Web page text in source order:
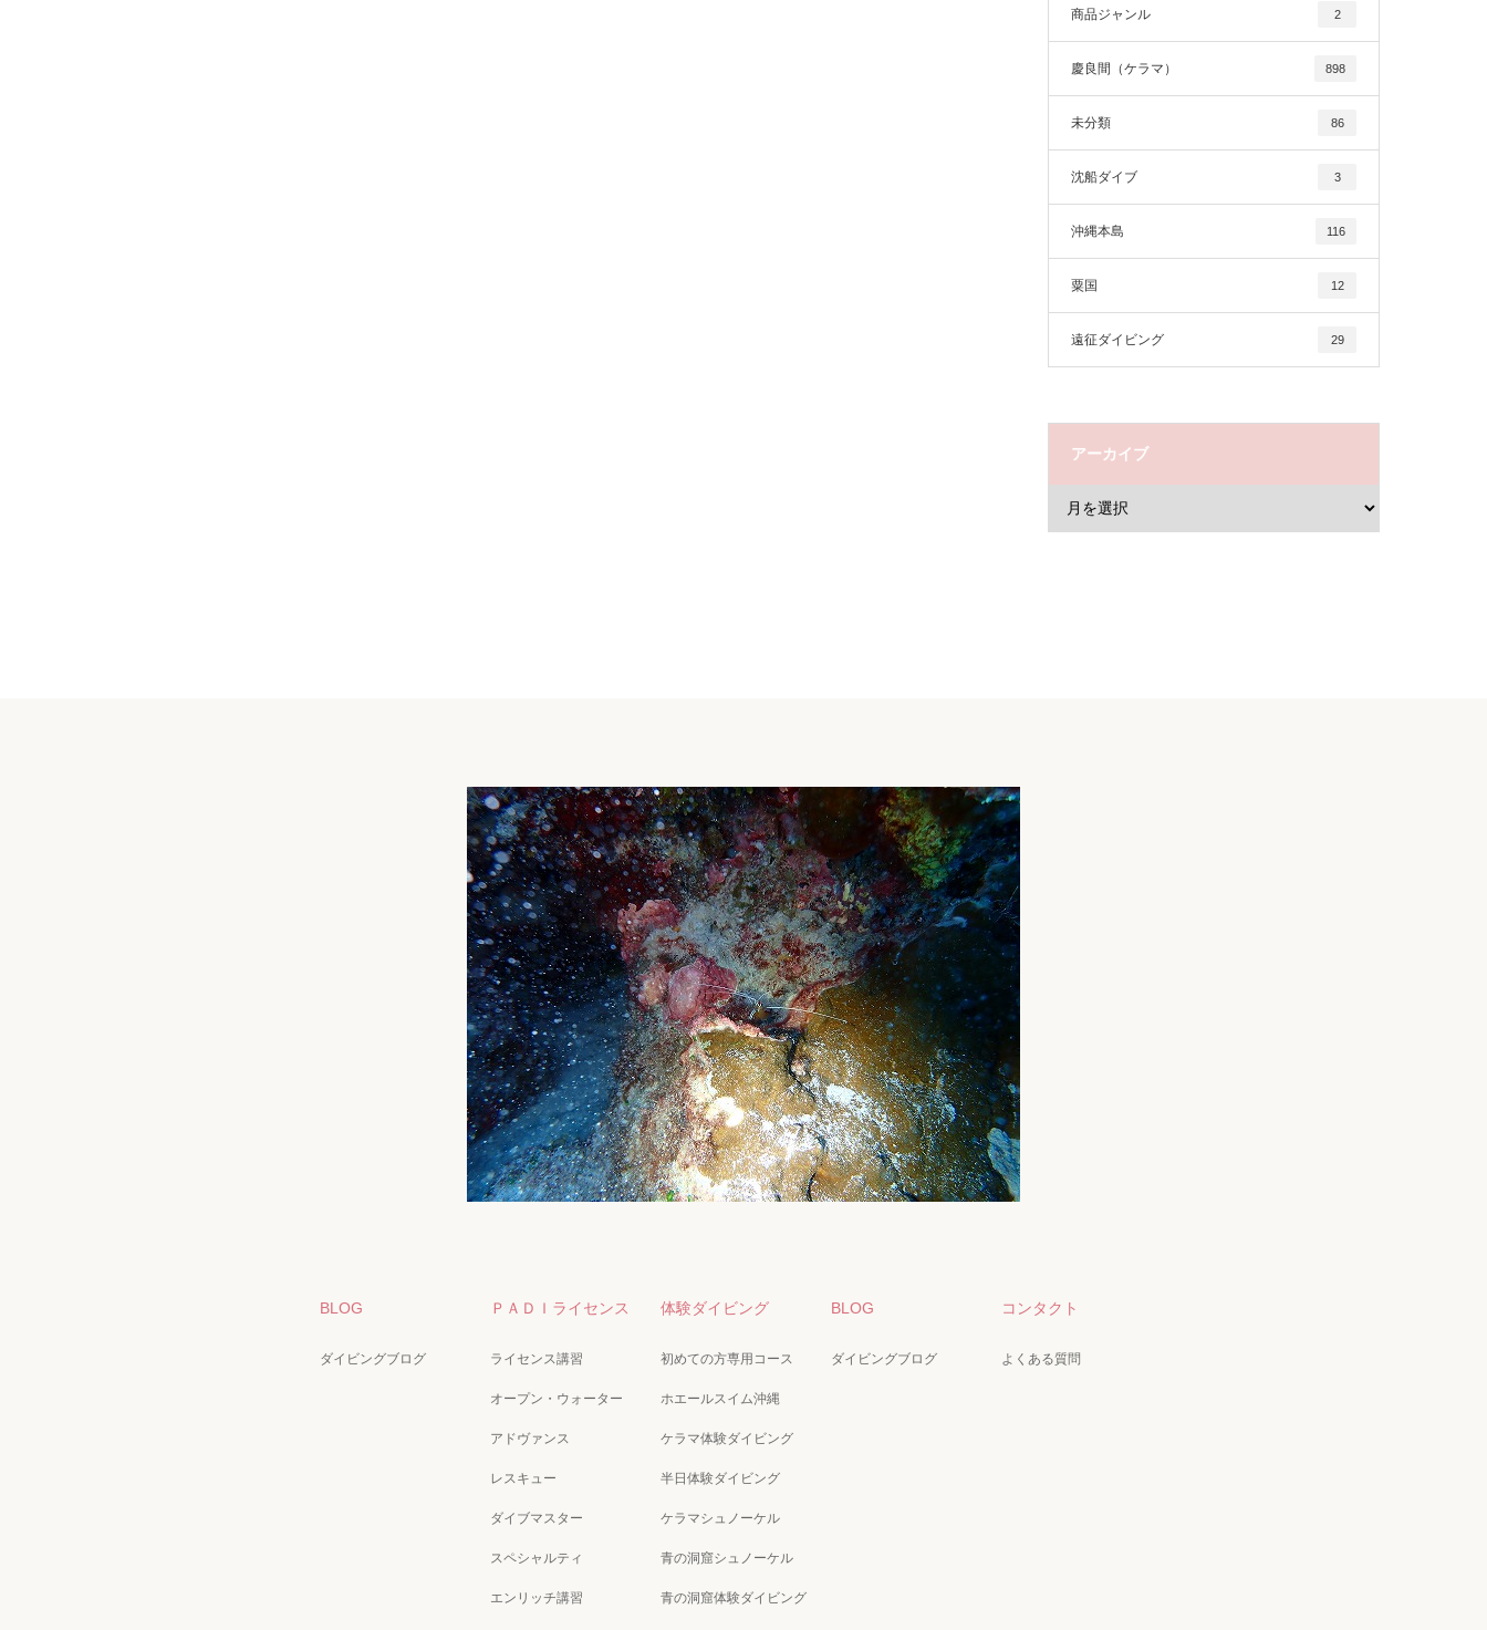
商品ジャンル 2
慶良間（ケラマ） 898
未分類 86
沈船ダイブ 3
沖縄本島 116
粟国 12
遠征ダイビング 29
アーカイブ
BLOG
ダイビングブログ
ＰＡＤＩライセンス
ライセンス講習
オープン・ウォーター
アドヴァンス
レスキュー
ダイブマスター
スペシャルティ
エンリッチ講習
体験ダイビング
初めての方専用コース
ホエールスイム沖縄
ケラマ体験ダイビング
半日体験ダイビング
ケラマシュノーケル
青の洞窟シュノーケル
青の洞窟体験ダイビング
BLOG
ダイビングブログ
コンタクト
よくある質問